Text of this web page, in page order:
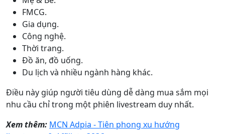
FMCG.
Gia dụng.
Công nghệ.
Thời trang.
Đồ ăn, đồ uống.
Du lịch và nhiều ngành hàng khác.
Điều này giúp người tiêu dùng dễ dàng mua sắm mọi
nhu cầu chỉ trong một phiên livestream duy nhất.
Xem thêm: MCN Adpia - Tiên phong xu hướng